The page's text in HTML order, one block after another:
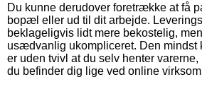
Du kunne derudover foretrække at få
bopæl eller ud til dit arbejde.
beklageligvis lidt mere bekostelig,
usædvanlig ukompliceret. Den mindst
er uden tvivl at du selv henter
du befinder dig lige ved online